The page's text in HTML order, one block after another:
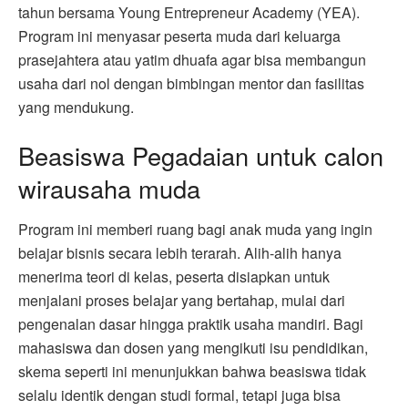
tahun bersama Young Entrepreneur Academy (YEA).
Program ini menyasar peserta muda dari keluarga
prasejahtera atau yatim dhuafa agar bisa membangun
usaha dari nol dengan bimbingan mentor dan fasilitas
yang mendukung.
Beasiswa Pegadaian untuk calon
wirausaha muda
Program ini memberi ruang bagi anak muda yang ingin
belajar bisnis secara lebih terarah. Alih-alih hanya
menerima teori di kelas, peserta disiapkan untuk
menjalani proses belajar yang bertahap, mulai dari
pengenalan dasar hingga praktik usaha mandiri. Bagi
mahasiswa dan dosen yang mengikuti isu pendidikan,
skema seperti ini menunjukkan bahwa beasiswa tidak
selalu identik dengan studi formal, tetapi juga bisa